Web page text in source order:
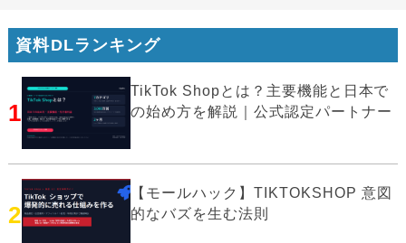
資料DLランキング
1
TikTok Shopとは？主要機能と日本で
の始め方を解説｜公式認定パートナー
2
【モールハック】TIKTOKSHOP 意図
的なバズを生む法則